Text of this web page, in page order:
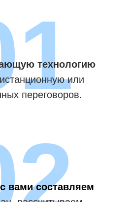
технологию
или
переговоров.
вами составляем